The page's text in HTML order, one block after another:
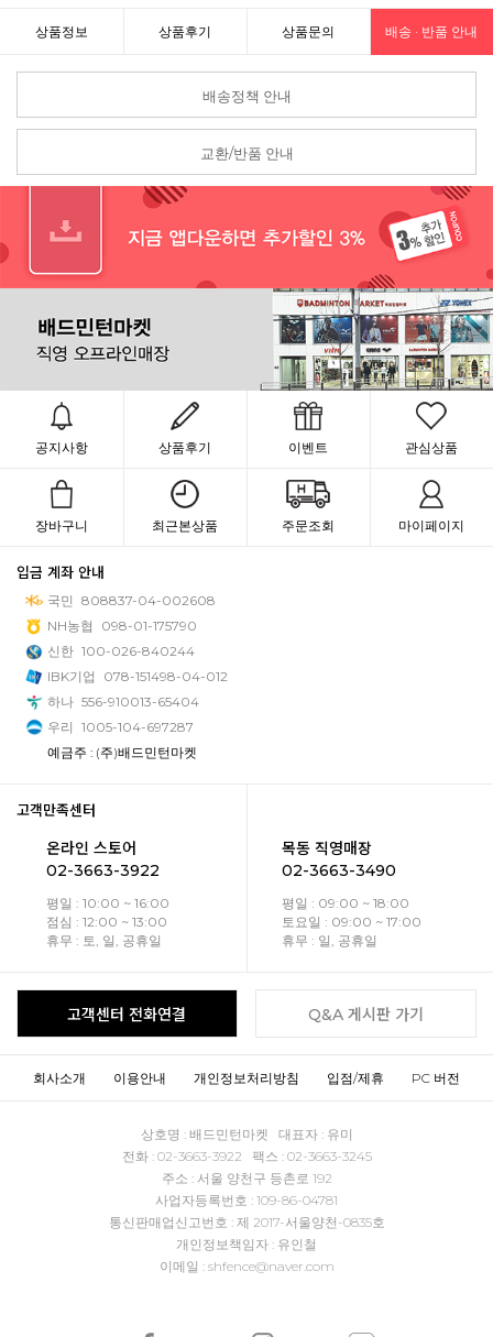
상품정보 상품후기 상품문의 배송 · 반품 안내
배송정책 안내
교환/반품 안내
공지사항 상품후기 이벤트 관심상품
장바구니 최근본상품 주문조회 마이페이지
입금 계좌 안내
국민 808837-04-002608
NH농협
098-01-175790
신한 100-026-840244
IBK기업
078-151498-04-012
하나 556-910013-65404
우리 1005-104-697287
예금주 : (주)배드민턴마켓
고객만족센터
온라인 스토어
02-3663-3922
평일 : 10:00 ~ 16:00
점심 : 12:00 ~ 13:00
휴무 : 토, 일, 공휴일
목동 직영매장
02-3663-3490
평일 : 09:00 ~ 18:00
토요일 : 09:00 ~ 17:00
휴무 : 일, 공휴일
고객센터 전화연결 Q&A 게시판 가기
회사소개 이용안내 개인정보처리방침 입점/제휴 PC 버전
상호명 : 배드민턴마켓 대표자 : 유미
전화 : 02-3663-3922 팩스 : 02-3663-3245
주소 : 서울 양천구 등촌로 192
사업자등록번호 : 109-86-04781
통신판매업신고번호 : 제 2017-서울양천-0835호
개인정보책임자 : 유인철
이메일 : shfence@naver.com